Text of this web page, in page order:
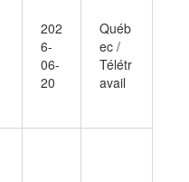
202
6-
06-
20
Québ
ec /
Télétr
avail